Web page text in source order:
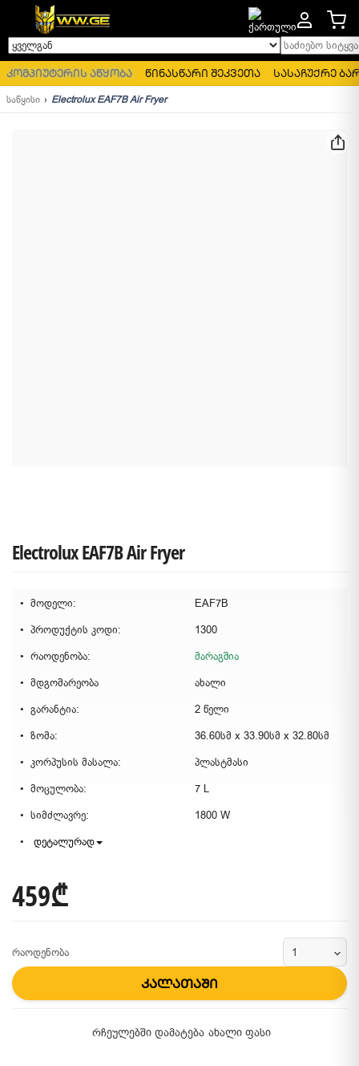
ყველგან საძიებო
კომპიუტერის აწყობა წინასწარი შეკვეთა სასაჩუქრე
საწყისი Electrolux EAF7B Air Fryer
Electrolux EAF7B Air Fryer
მოდელი:
EAF7B
პროდუქტის კოდი:
1300
რაოდენობა:
მარაგშია
მდგომარეობა
ახალი
გარანტია:
2 წელი
ზომა:
36.60სმ x 33.90სმ x 32.80სმ
კორპუსის მასალა:
პლასტმასი
მოცულობა:
7 L
სიმძლავრე:
1800 W
დეტალურად
459₾
რაოდენობა
კალათაში
რჩეულებში დამატება ახალი ფასი